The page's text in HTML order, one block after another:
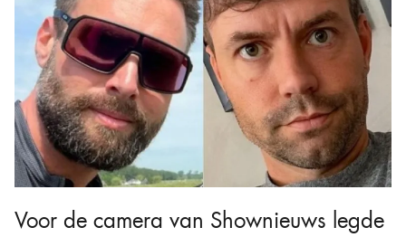
Voor de camera van Shownieuws legde